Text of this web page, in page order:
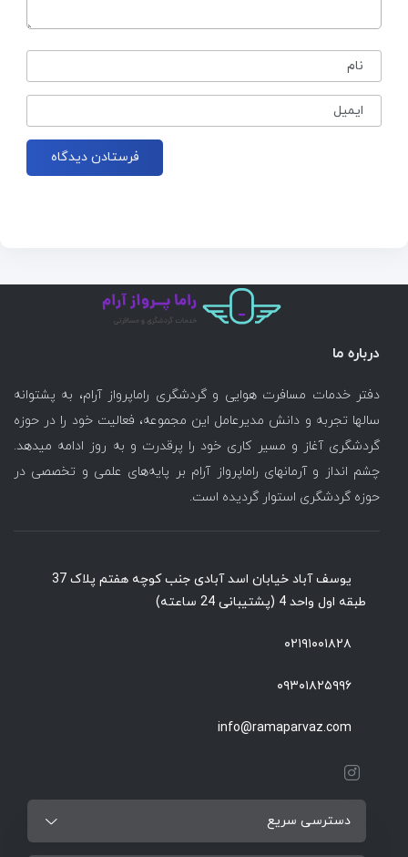
نام
ایمیل
درباره ما
دفتر خدمات مسافرت هوایی و گردشگری راماپرواز آرام، به پشتوانه
سالها تجربه و دانش مدیرعامل این مجموعه، فعالیت خود را در حوزه
گردشگری آغاز و مسیر کاری خود را پرقدرت و به روز ادامه میدهد.
چشم انداز و آرمانهای راماپرواز آرام بر پایه‌های علمی و تخصصی در
حوزه گردشگری استوار گردیده است.
یوسف آباد خیابان اسد آبادی جنب کوچه هفتم پلاک 37
طبقه اول واحد 4 (پشتیبانی 24 ساعته)
۰۲۱۹۱۰۰۱۸۲۸
۰۹۳۰۱۸۲۵۹۹۶
info@ramaparvaz.com
دسترسی سریع